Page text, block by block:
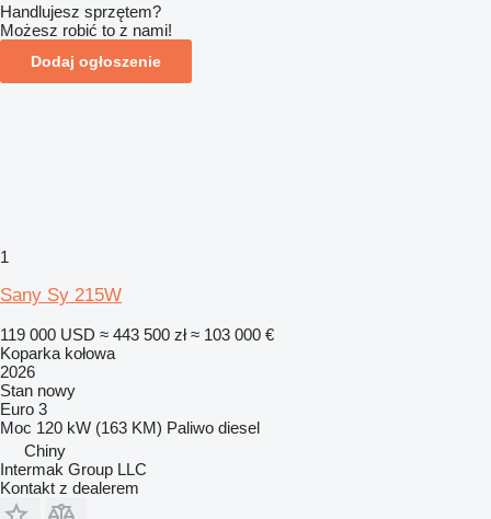
Handlujesz sprzętem?
Możesz robić to z nami!
Dodaj ogłoszenie
1
Sany Sy 215W
119 000 USD ≈ 443 500 zł ≈ 103 000 €
Koparka kołowa
2026
Stan nowy
Euro 3
Moc 120 kW (163 KM) Paliwo diesel
Chiny
Intermak Group LLC
Kontakt z dealerem